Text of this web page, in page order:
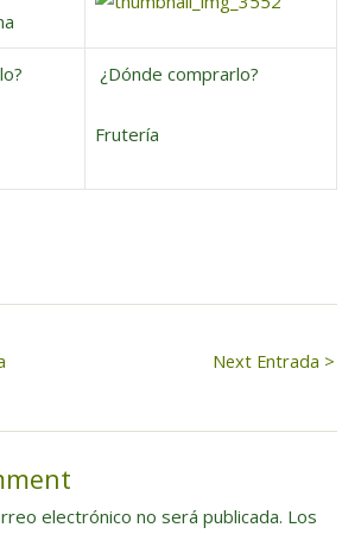
¿Dónde comprarlo?
Frutería
Next Entrada >
electrónico no será publicada. Los